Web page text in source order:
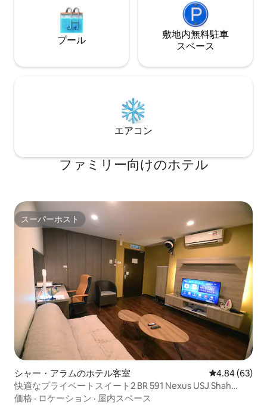
プール
敷地内無料駐⁠車
ス⁠ペ⁠ー⁠ス
エアコン
ファミリー向⁠け⁠のホ⁠テ⁠ル
スーパーホスト
スーパーホスト
シャー・アラムのホテル客室 レビュー63
4.84 (63)
快適なプライベートスイート2 BR 591 Nexus USJ Shah
Alam
価格 · ロケーション · 屋内スペース